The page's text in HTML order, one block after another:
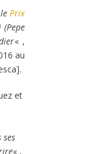
lePrix
« ,
au
et
« ,